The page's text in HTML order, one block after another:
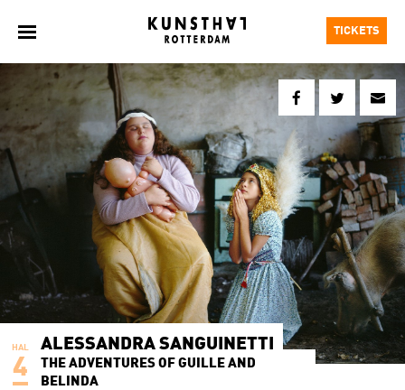
TICKETS
ALESSANDRA SANGUINETTI
THE ADVENTURES OF GUILLE AND
BELINDA
HAL
4